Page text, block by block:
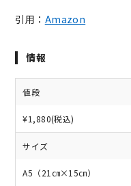
引用： Amazon
情報
値段
¥1,880(税込)
サイズ
A5（21㎝×15㎝）